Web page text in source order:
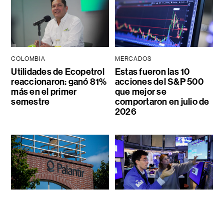
COLOMBIA
Utilidades de Ecopetrol
reaccionaron: ganó 81%
más en el primer
semestre
MERCADOS
Estas fueron las 10
acciones del S&P 500
que mejor se
comportaron en julio de
2026